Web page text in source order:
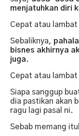
menjatuhkan diri
Cepat atau lambat
Sebaliknya,
bisnes akhirnya
juga.
Cepat atau lambat
Siapa sanggup
dia pastikan akan
ragu lagi pasal ni.
Sebab memang